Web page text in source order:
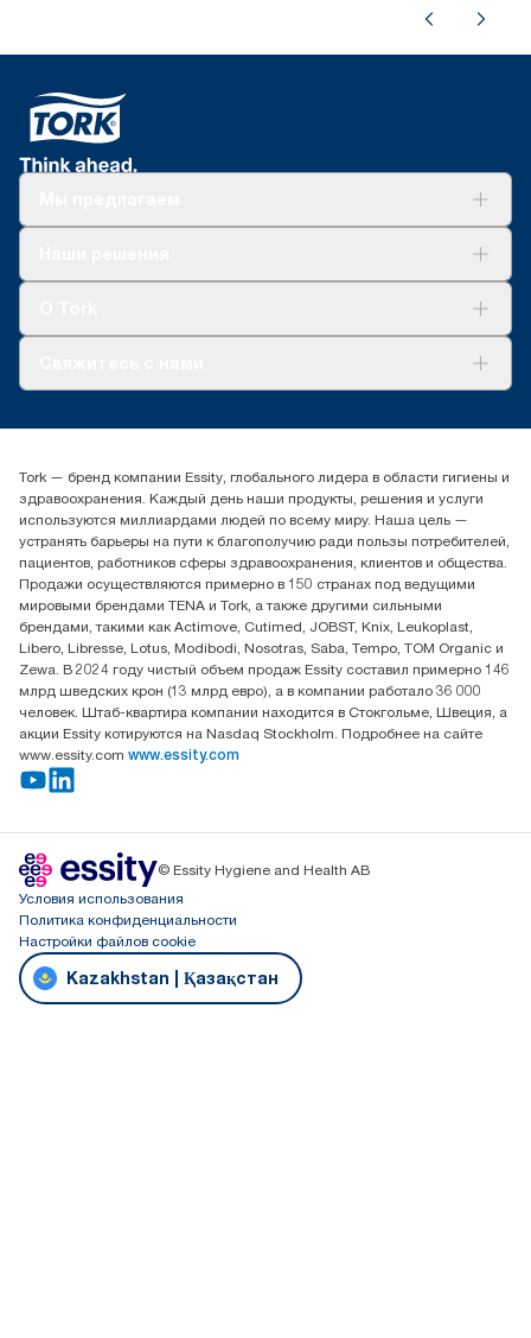
(+7) 777 779 0095
Контакты на рынках СНГ
ООО «Эссити», Представительство в Казахстане Пр.
Достык, 210, 2 блок, 3 этаж,
офис №32 050051, г.
Алматы, Казахстан
Tork — бренд компании Essity, глобального лидера в области гигиены и
здравоохранения. Каждый день наши продукты, решения и услуги
используются миллиардами людей по всему миру. Наша цель —
устранять барьеры на пути к благополучию ради пользы потребителей,
пациентов, работников сферы здравоохранения, клиентов и общества.
Продажи осуществляются примерно в 150 странах под ведущими
мировыми брендами TENA и Tork, а также другими сильными
брендами, такими как Actimove, Cutimed, JOBST, Knix, Leukoplast,
Libero, Libresse, Lotus, Modibodi, Nosotras, Saba, Tempo, TOM Organic и
Zewa. В 2024 году чистый объем продаж Essity составил примерно 146
млрд шведских крон (13 млрд евро), а в компании работало 36 000
человек. Штаб-квартира компании находится в Стокгольме, Швеция, а
акции Essity котируются на Nasdaq Stockholm. Подробнее на сайте
www.essity.com www.essity.com
© Essity Hygiene and Health AB
Условия использования
Политика конфиденциальности
Настройки файлов cookie
Kazakhstan | Қазақстан